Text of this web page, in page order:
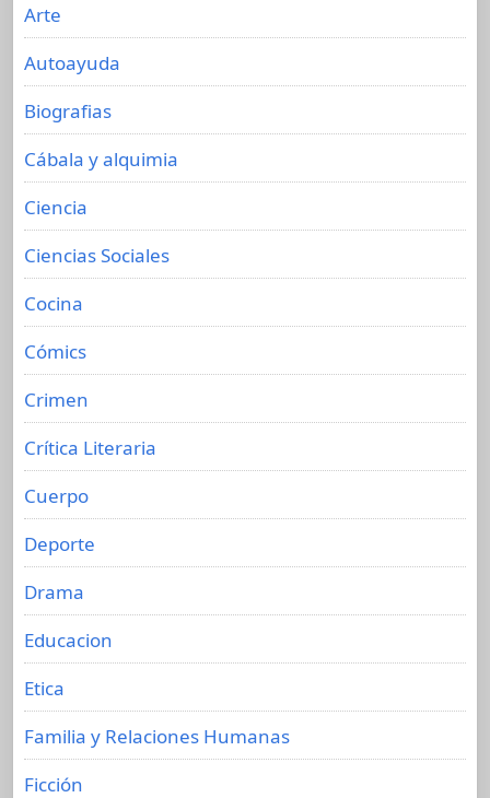
Arte
Autoayuda
Biografias
Cábala y alquimia
Ciencia
Ciencias Sociales
Cocina
Cómics
Crimen
Crítica Literaria
Cuerpo
Deporte
Drama
Educacion
Etica
Familia y Relaciones Humanas
Ficción